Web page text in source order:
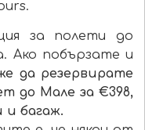
за полети до
Ако побързате и
да резервирате
до Мале за €398,
багаж.